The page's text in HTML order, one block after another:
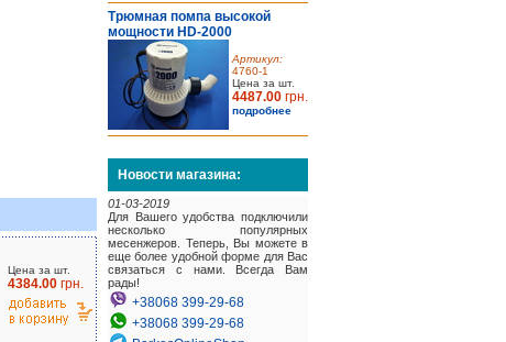
Цена за шт.
4384.00 грн.
Трюмная помпа высокой
мощности HD-2000
Артикул:
4760-1
Цена за шт.
4487.00 грн.
подробнее
Новости магазина:
01-03-2019
Для Вашего удобства подключили
несколько популярных
месенжеров. Теперь, Вы можете в
еще более удобной форме для Вас
связаться с нами. Всегда Вам
рады!
+38068 399-29-68
+38068 399-29-68